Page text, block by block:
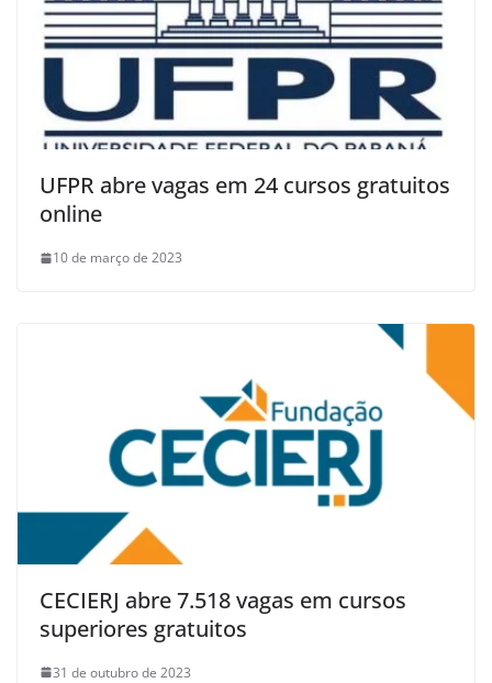
UFPR abre vagas em 24 cursos gratuitos
online
10 de março de 2023
CECIERJ abre 7.518 vagas em cursos
superiores gratuitos
31 de outubro de 2023